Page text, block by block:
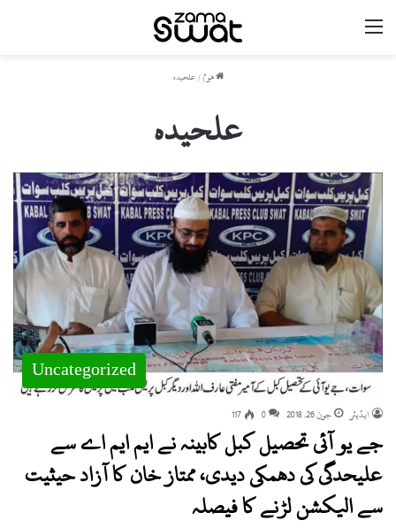
ھوم / علحیدہ
علحیدہ
Uncategorized
ایڈیٹر جون 26, 2018 0
117
جے یو آئی تحصیل کبل کابینہ نے ایم ایم اے سے
علیحدگی کی دھمکی دیدی، ممتاز خان کا آزاد حیثیت
سے الیکشن لڑنے کا فیصلہ